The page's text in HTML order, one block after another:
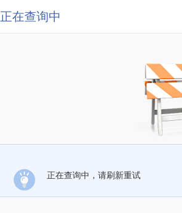
正在查询中
正在查询中，请刷新重试